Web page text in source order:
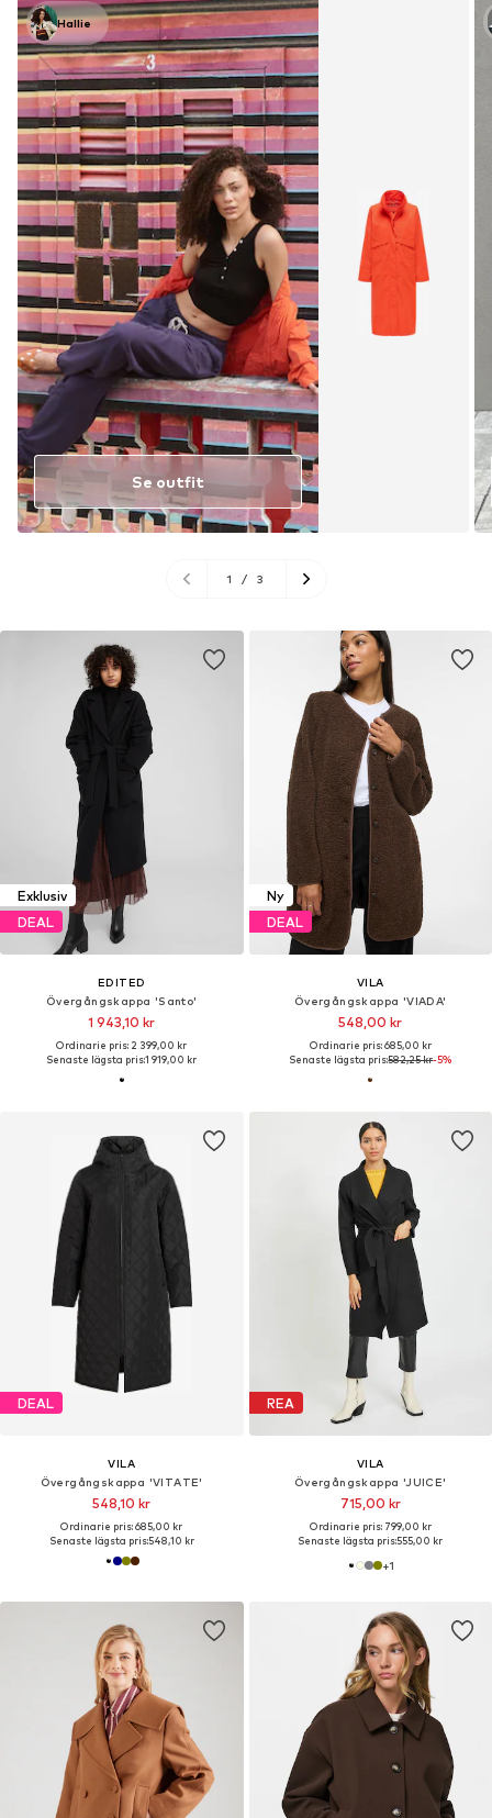
Hallie
Se outfit
1 / 3
Exklusiv
DEAL
EDITED
Övergångskappa 'Santo'
1 943,10 kr
Ordinarie pris: 2 399,00 kr
Senaste lägsta pris:1 919,00 kr
Ny
DEAL
VILA
Övergångskappa 'VIADA'
548,00 kr
Ordinarie pris: 685,00 kr
Senaste lägsta pris:582,25 kr-5%
DEAL
VILA
Övergångskappa 'VITATE'
548,10 kr
Ordinarie pris: 685,00 kr
Senaste lägsta pris:548,10 kr
REA
VILA
Övergångskappa 'JUICE'
715,00 kr
Ordinarie pris: 799,00 kr
Senaste lägsta pris:555,00 kr
+1